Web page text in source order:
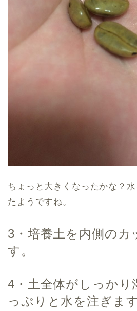
ちょっと大きくなったかな？
たようですね。
3・培養土を内側のカ
す。
4・土全体がしっかり
っぷりと水を注ぎます